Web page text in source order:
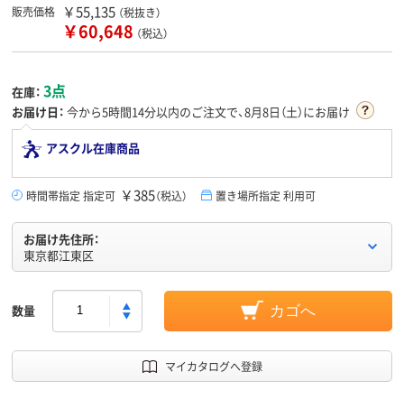
販売価格 ￥55,135 （税抜き）
￥60,648 （税込）
在庫： 3点
お届け日： 今から5時間14分以内のご注文で、8月8日（土）にお届け
アスクル在庫商品
時間帯指定 指定可 ￥385（税込） 置き場所指定 利用可
お届け先住所：
東京都江東区
数量 カゴへ
マイカタログへ登録